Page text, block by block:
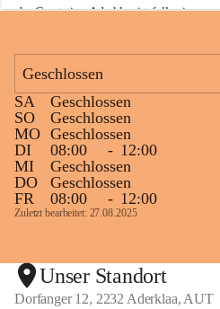
der Gasstation Aderklaa ist fallweise
kommenden Tagen und Wochen wird
sein.
Die OMV Austria ist bemüht, für die
Bevölkerung ungewohnte, jedoch
technisch notwendige Betriebszustände so
kurz wie möglich zu halten.
Glück Auf!
Geschlossen
SA
Geschlossen
SO
Geschlossen
MO Geschlossen
DI
08:00 - 12:00
MI
Geschlossen
DO
Geschlossen
FR
08:00 - 12:00
Zuletzt bearbeitet: 27.08.2025
Unser Standort
Dorfanger 12, 2232 Aderklaa, AUT